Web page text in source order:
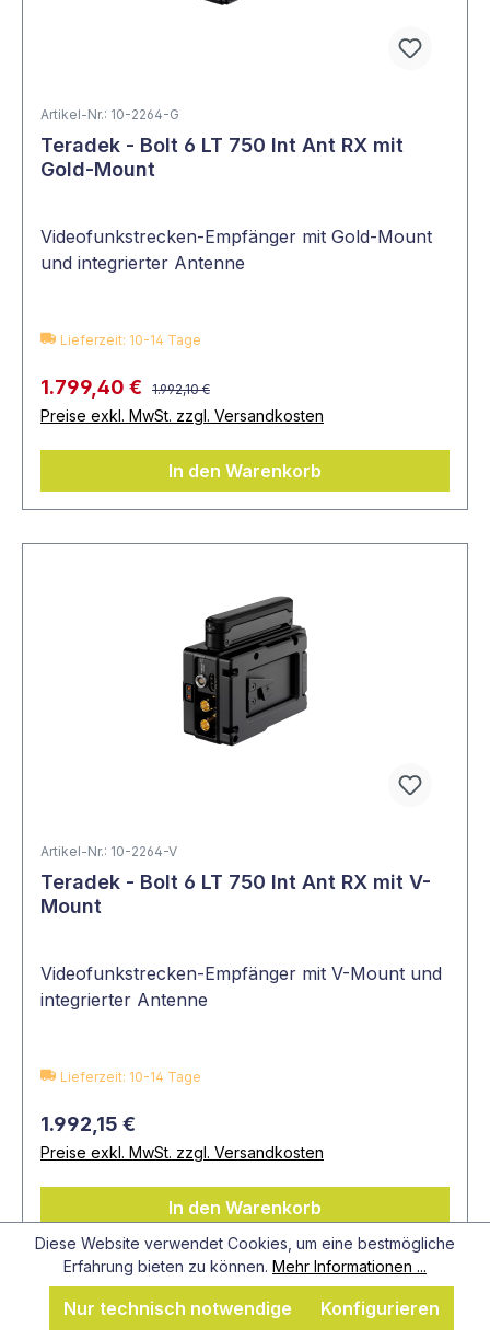
Artikel-Nr.: 10-2264-G
Teradek - Bolt 6 LT 750 Int Ant RX mit
Gold-Mount
Videofunkstrecken-Empfänger mit Gold-Mount
und integrierter Antenne
Lieferzeit: 10-14 Tage
1.799,40 € 1.992,10 €
Preise exkl. MwSt. zzgl. Versandkosten
In den Warenkorb
Artikel-Nr.: 10-2264-V
Teradek - Bolt 6 LT 750 Int Ant RX mit V-
Mount
Videofunkstrecken-Empfänger mit V-Mount und
integrierter Antenne
Lieferzeit: 10-14 Tage
1.992,15 €
Preise exkl. MwSt. zzgl. Versandkosten
In den Warenkorb
%
Diese Website verwendet Cookies, um eine bestmögliche
Erfahrung bieten zu können. Mehr Informationen ...
Nur technisch notwendige Konfigurieren